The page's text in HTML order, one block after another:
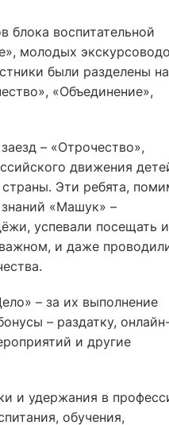
блока воспитательной
молодых
были разделены на
«Объединение»,
– «Отрочество»,
движения
Эти ребята,
«Машук» –
успевали посещать и
и даже
– за их выполнение
– раздатку,
и другие
и удержания в
обучения,